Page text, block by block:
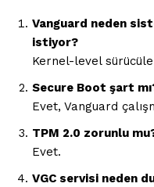
Vanguard neden
istiyor?
Kernel-level
Secure Boot şart
Evet, Vanguard
TPM 2.0 zorunlu
Evet.
VGC servisi neden